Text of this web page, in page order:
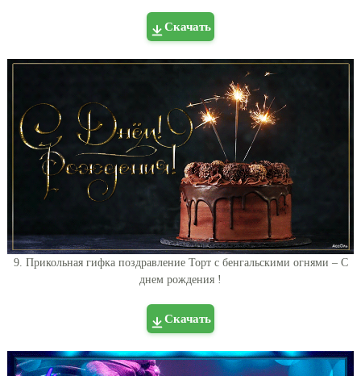
Скачать
9. Прикольная гифка поздравление Торт с бенгальскими огнями – С
днем рождения !
Скачать